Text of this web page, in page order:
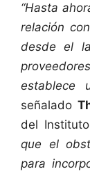
“Hasta
relación
desde el
establece
señalado
del
que el
para